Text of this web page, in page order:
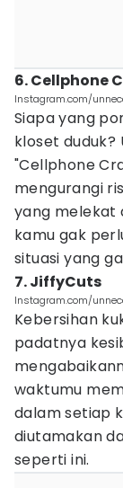
6. Cellphone
Instagram.com/
Siapa yang
kloset duduk?
"Cellphone
mengurangi
yang melekat
kamu gak
situasi yang
7. JiffyCuts
Instagram.com/
Kebersihan
padatnya
waktumu
dalam setiap
diutamakan
seperti ini.